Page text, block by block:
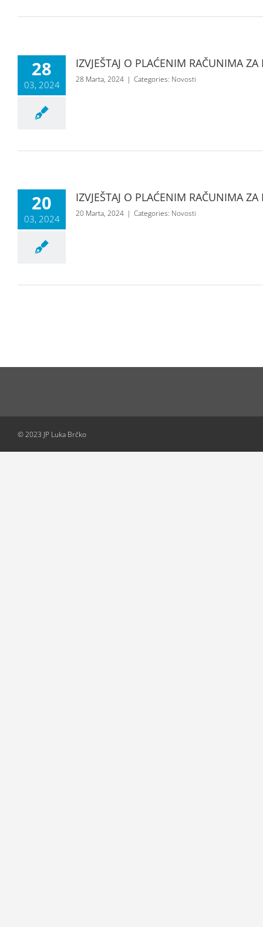
28
03, 2024
IZVJEŠTAJ O PLAĆENIM RAČUNIMA
28 Marta, 2024 | Categories: Novosti
20
03, 2024
IZVJEŠTAJ O PLAĆENIM RAČUNIMA
20 Marta, 2024 | Categories: Novosti
© 2023 JP Luka Brčko